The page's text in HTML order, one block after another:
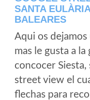
SANTA
BALEARES
Aqui os
mas le gusta a
concocer
street view el
flechas para